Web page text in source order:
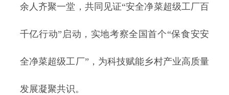
余人齐聚一堂，共同见证“安全净菜超级工厂百
千亿行动”启动，实地考察全国首个“保食安安
全净菜超级工厂”，为科技赋能乡村产业高质量
发展凝聚共识。